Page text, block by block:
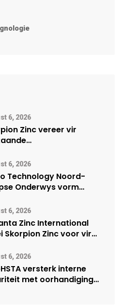
6, 2026
Zinc vereer vir
Mynbou Ekspo
6, 2026
Technology Noord-
Onderwys vorm
6, 2026
Zinc International
Skorpion Zinc voor vir
6, 2026
versterk interne
met oorhandiging